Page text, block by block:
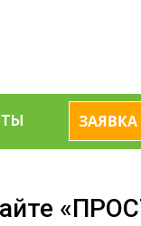
ЗАЯВКА